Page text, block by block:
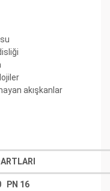
akışkanlar
PN 16